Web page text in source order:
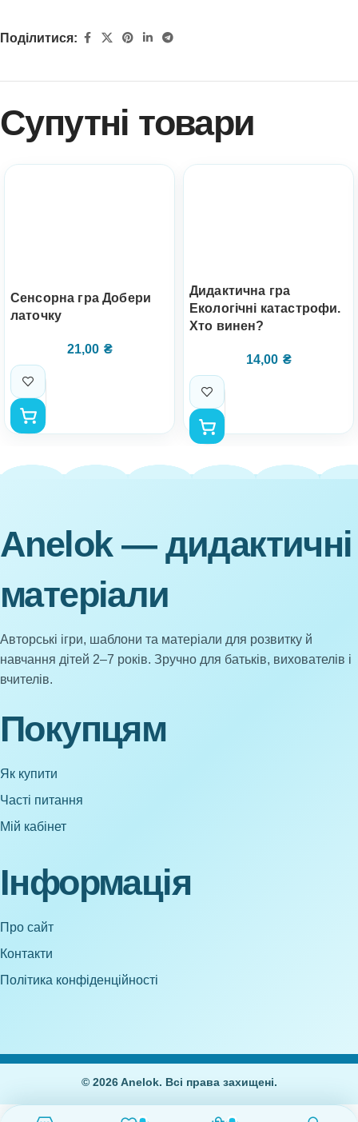
Поділитися:
Супутні товари
Сенсорна гра Добери
латочку
21,00 ₴
Дидактична гра
Екологічні катастрофи.
Хто винен?
14,00 ₴
Anelok — дидактичні
матеріали
Авторські ігри, шаблони та матеріали для розвитку й
навчання дітей 2–7 років. Зручно для батьків, вихователів і
вчителів.
Покупцям
Як купити
Часті питання
Мій кабінет
Інформація
Про сайт
Контакти
Політика конфіденційності
© 2026 Anelok. Всі права захищені.